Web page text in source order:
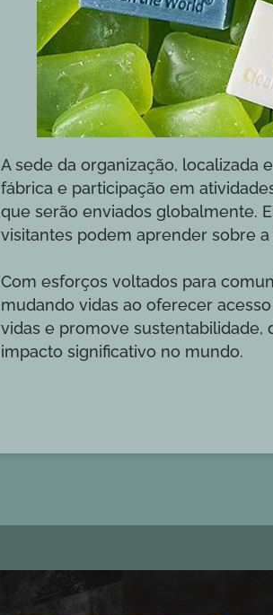
A sede da organização, localizada
fábrica e participação em
que serão enviados globalmente.
visitantes podem aprender sobre
Com esforços voltados para
mudando vidas ao oferecer
vidas e promove
impacto significativo no mundo.